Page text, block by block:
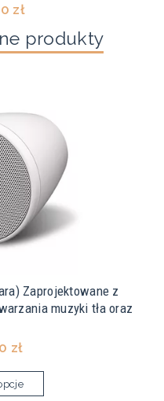
zł
produkty
Zaprojektowane z
muzyki tła oraz
zł